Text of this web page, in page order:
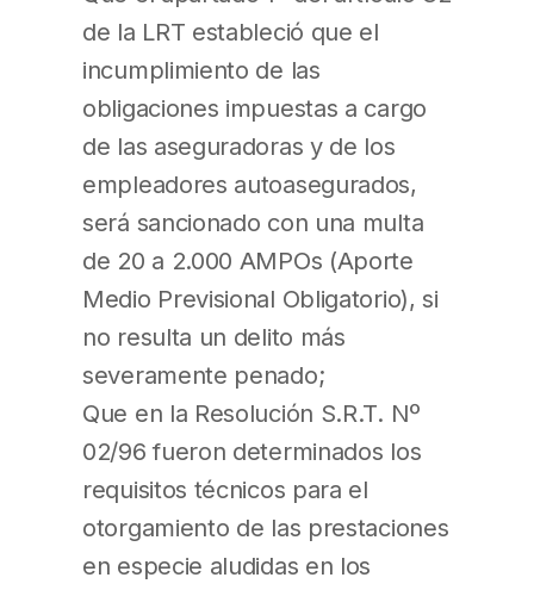
de la LRT estableció que el
incumplimiento de las
obligaciones impuestas a cargo
de las aseguradoras y de los
empleadores autoasegurados,
será sancionado con una multa
de 20 a 2.000 AMPOs (Aporte
Medio Previsional Obligatorio), si
no resulta un delito más
severamente penado;
Que en la Resolución S.R.T. Nº
02/96 fueron determinados los
requisitos técnicos para el
otorgamiento de las prestaciones
en especie aludidas en los